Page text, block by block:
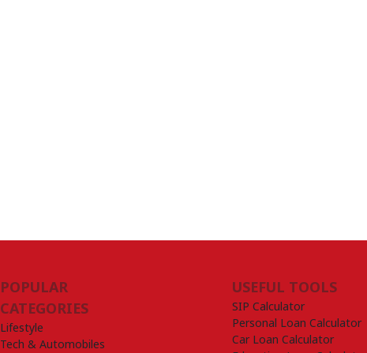
POPULAR
CATEGORIES
Lifestyle
Tech & Automobiles
USEFUL TOOLS
SIP Calculator
Personal Loan Calculator
Car Loan Calculator